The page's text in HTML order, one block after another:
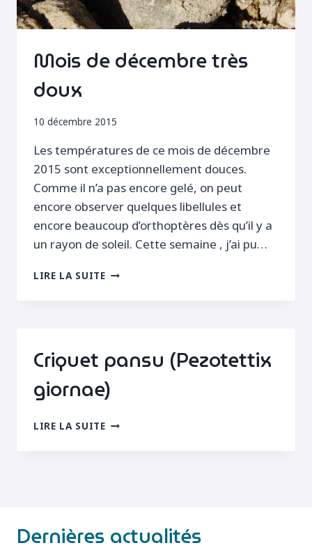
Mois de décembre très
doux
10 décembre 2015
Les températures de ce mois de décembre
2015 sont exceptionnellement douces.
Comme il n’a pas encore gelé, on peut
encore observer quelques libellules et
encore beaucoup d’orthoptères dès qu’il y a
un rayon de soleil. Cette semaine , j’ai pu…
LIRE LA SUITEMOIS
Criquet pansu (Pezotettix
giornae)
LIRE LA SUITECRIQUET
Dernières actualités